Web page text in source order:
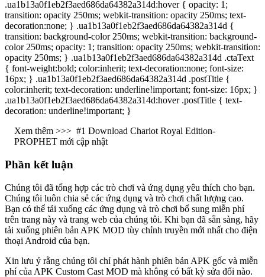
.ua1b13a0f1eb2f3aed686da64382a314d:hover { opacity: 1;
transition: opacity 250ms; webkit-transition: opacity 250ms; text-
decoration:none; } .ua1b13a0f1eb2f3aed686da64382a314d {
transition: background-color 250ms; webkit-transition: background-
color 250ms; opacity: 1; transition: opacity 250ms; webkit-transition:
opacity 250ms; } .ua1b13a0f1eb2f3aed686da64382a314d .ctaText
{ font-weight:bold; color:inherit; text-decoration:none; font-size:
16px; } .ua1b13a0f1eb2f3aed686da64382a314d .postTitle {
color:inherit; text-decoration: underline!important; font-size: 16px; }
.ua1b13a0f1eb2f3aed686da64382a314d:hover .postTitle { text-
decoration: underline!important; }
Xem thêm >>> #1 Download Chariot Royal Edition-
PROPHET mới cập nhật
Phần kết luận
Chúng tôi đã tổng hợp các trò chơi và ứng dụng yêu thích cho bạn.
Chúng tôi luôn chia sẻ các ứng dụng và trò chơi chất lượng cao.
Bạn có thể tải xuống các ứng dụng và trò chơi bổ sung miễn phí
trên trang này và trang web của chúng tôi. Khi bạn đã sẵn sàng, hãy
tải xuống phiên bản APK MOD tùy chỉnh truyền mới nhất cho điện
thoại Android của bạn.
Xin lưu ý rằng chúng tôi chỉ phát hành phiên bản APK gốc và miễn
phí của APK Custom Cast MOD mà không có bất kỳ sửa đổi nào.